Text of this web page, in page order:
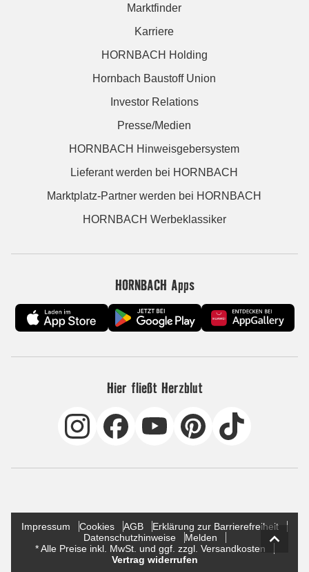
Marktfinder
Karriere
HORNBACH Holding
Hornbach Baustoff Union
Investor Relations
Presse/Medien
HORNBACH Hinweisgebersystem
Lieferant werden bei HORNBACH
Marktplatz-Partner werden bei HORNBACH
HORNBACH Werbeklassiker
HORNBACH Apps
Hier fließt Herzblut
Impressum Cookies AGB
Erklärung zur Barrierefreiheit
Datenschutzhinweise
Melden
* Alle Preise inkl. MwSt. und ggf. zzgl. Versandkosten
Vertrag widerrufen